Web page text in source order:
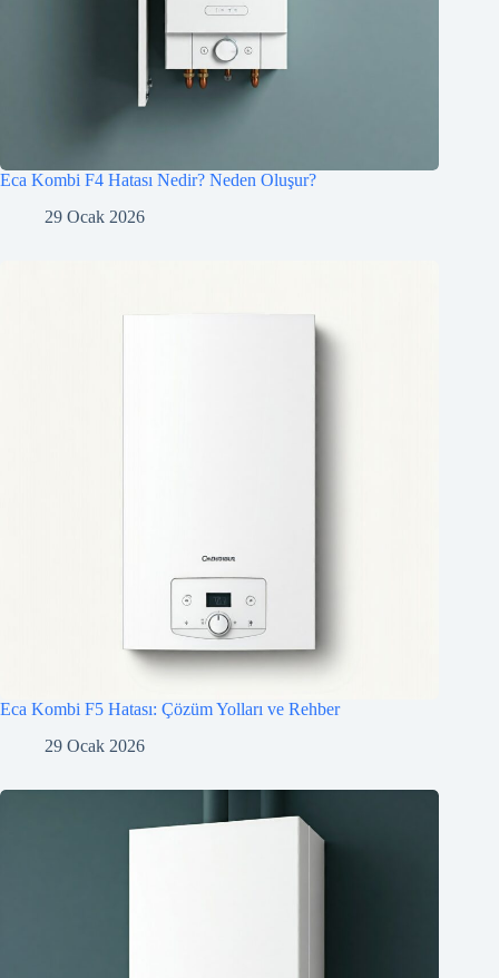
Eca Kombi F4 Hatası Nedir? Neden Oluşur?
29 Ocak 2026
Eca Kombi F5 Hatası: Çözüm Yolları ve Rehber
29 Ocak 2026